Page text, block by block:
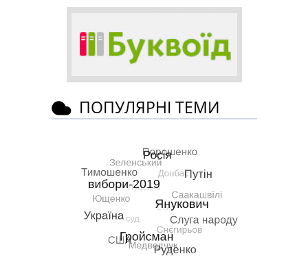
ПОПУЛЯРНІ ТЕМИ